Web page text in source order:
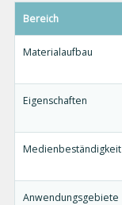
Bereich
Materialaufbau
Eigenschaften
Medienbeständigkeit
Anwendungsgebiete